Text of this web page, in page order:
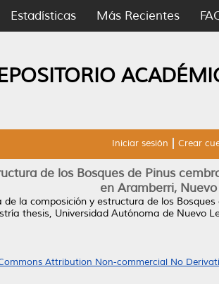
Estadísticas Más Recientes
Iniciar sesión Crear
de los Bosques de Pinus
en Aramberri,
de la composición y estructura de los
thesis, Universidad Autónoma de Nuevo
Attribution Non-commercial No